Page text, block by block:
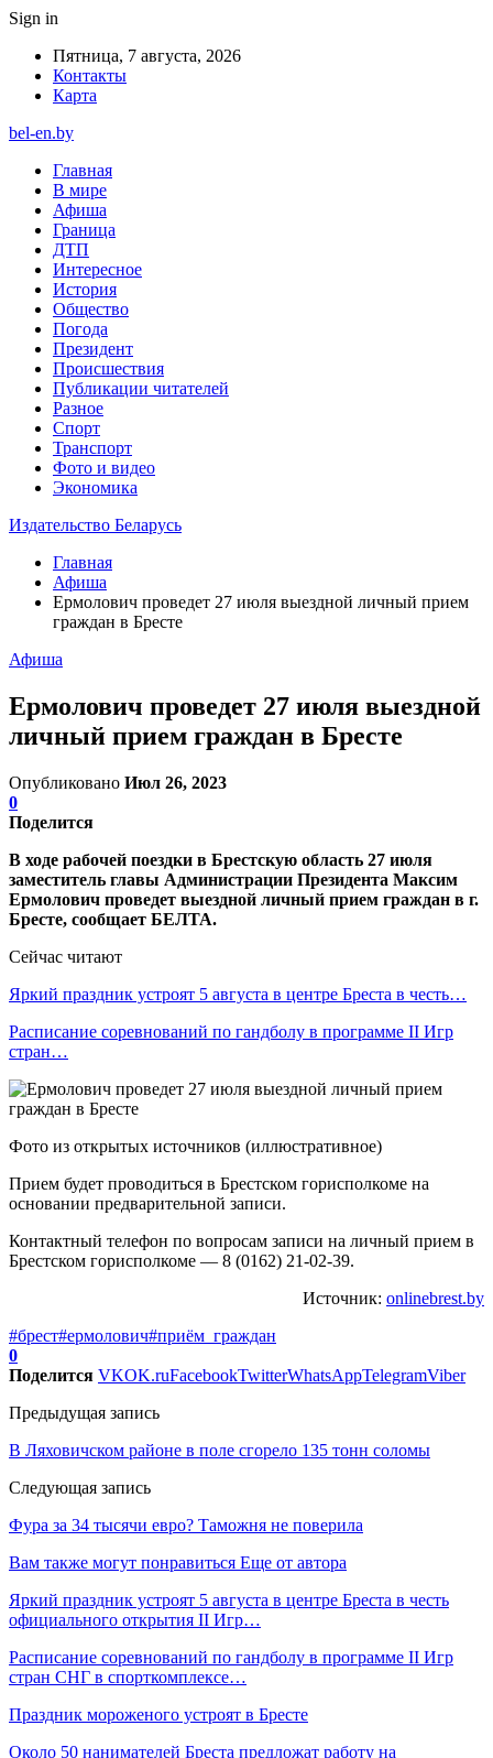
Sign in
Пятница, 7 августа, 2026
Контакты
Карта
bel-en.by
Главная
В мире
Афиша
Граница
ДТП
Интересное
История
Общество
Погода
Президент
Происшествия
Публикации читателей
Разное
Спорт
Транспорт
Фото и видео
Экономика
Издательство Беларусь
Главная
Афиша
Ермолович проведет 27 июля выездной личный прием
граждан в Бресте
Афиша
Ермолович проведет 27 июля выездной
личный прием граждан в Бресте
Опубликовано Июл 26, 2023
0
Поделится
В ходе рабочей поездки в Брестскую область 27 июля
заместитель главы Администрации Президента Максим
Ермолович проведет выездной личный прием граждан в г.
Бресте, сообщает БЕЛТА.
Сейчас читают
Яркий праздник устроят 5 августа в центре Бреста в честь…
Расписание соревнований по гандболу в программе II Игр
стран…
Фото из открытых источников (иллюстративное)
Прием будет проводиться в Брестском горисполкоме на
основании предварительной записи.
Контактный телефон по вопросам записи на личный прием в
Брестском горисполкоме — 8 (0162) 21-02-39.
Источник: onlinebrest.by
#брест#ермолович#приём_граждан
0
Поделится VKOK.ruFacebookTwitterWhatsAppTelegramViber
Предыдущая запись
В Ляховичском районе в поле сгорело 135 тонн соломы
Следующая запись
Фура за 34 тысячи евро? Таможня не поверила
Вам также могут понравиться Еще от автора
Яркий праздник устроят 5 августа в центре Бреста в честь
официального открытия II Игр…
Расписание соревнований по гандболу в программе II Игр
стран СНГ в спорткомплексе…
Праздник мороженого устроят в Бресте
Около 50 нанимателей Бреста предложат работу на